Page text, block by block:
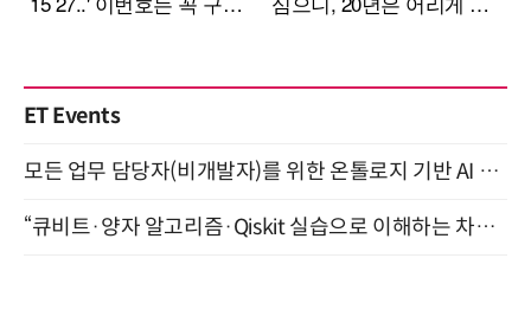
ET Events
모든 업무 담당자(비개발자)를 위한 온톨로지 기반 AI 지식체계 설계 1-day 워크숍 8월 20일 개최
“큐비트·양자 알고리즘·Qiskit 실습으로 이해하는 차세대 컴퓨팅” (8/28)